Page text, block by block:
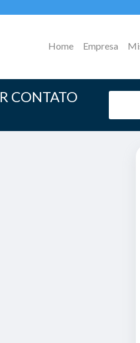
Home Empresa
CONTATO